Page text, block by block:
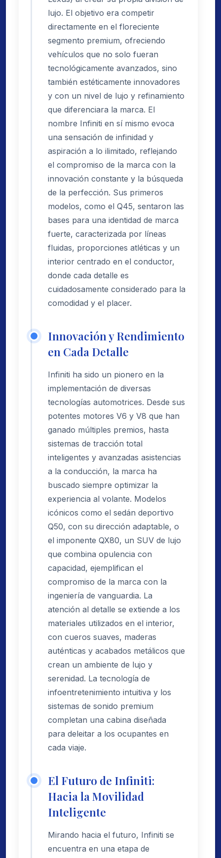
lujo. El objetivo era competir
directamente en el floreciente
segmento premium, ofreciendo
vehículos que no solo fueran
tecnológicamente avanzados, sino
también estéticamente innovadores
y con un nivel de lujo y refinamiento
que diferenciara la marca. El
nombre Infiniti en sí mismo evoca
una sensación de infinidad y
aspiración a lo ilimitado, reflejando
el compromiso de la marca con la
innovación constante y la búsqueda
de la perfección. Sus primeros
modelos, como el Q45, sentaron las
bases para una identidad de marca
fuerte, caracterizada por líneas
fluidas, proporciones atléticas y un
interior centrado en el conductor,
donde cada detalle es
cuidadosamente considerado para la
comodidad y el placer.
Innovación y Rendimiento
en Cada Detalle
Infiniti ha sido un pionero en la
implementación de diversas
tecnologías automotrices. Desde sus
potentes motores V6 y V8 que han
ganado múltiples premios, hasta
sistemas de tracción total
inteligentes y avanzadas asistencias
a la conducción, la marca ha
buscado siempre optimizar la
experiencia al volante. Modelos
icónicos como el sedán deportivo
Q50, con su dirección adaptable, o
el imponente QX80, un SUV de lujo
que combina opulencia con
capacidad, ejemplifican el
compromiso de la marca con la
ingeniería de vanguardia. La
atención al detalle se extiende a los
materiales utilizados en el interior,
con cueros suaves, maderas
auténticas y acabados metálicos que
crean un ambiente de lujo y
serenidad. La tecnología de
infoentretenimiento intuitiva y los
sistemas de sonido premium
completan una cabina diseñada
para deleitar a los ocupantes en
cada viaje.
El Futuro de Infiniti:
Hacia la Movilidad
Inteligente
Mirando hacia el futuro, Infiniti se
encuentra en una etapa de